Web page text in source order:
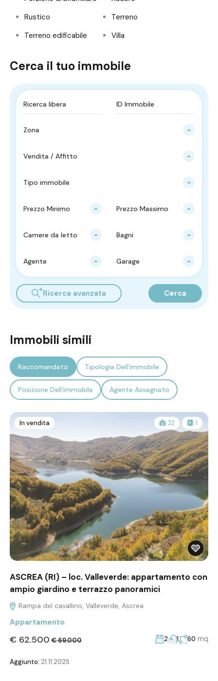
Rustico
Terreno
Terreno edificabile
Villa
Cerca il tuo immobile
Zona
Vendita / Affitto
Tipo immobile
Prezzo Minimo Prezzo Massimo
Camere da letto Bagni
Agente Garage
Ricerca avanzata Cerca
Immobili simili
Raccomandato Tipologia Dell'immobile
Posizione Dell'immobile Agente Assegnato
In vendita 22 1
ASCREA (RI) – loc. Valleverde: appartamento con
ampio giardino e terrazzo panoramici
Rampa del cavallino, Valleverde, Ascrea
Appartamento
€ 62.500 € 69.000 2 1 60 mq
Aggiunto: 21.11.2025